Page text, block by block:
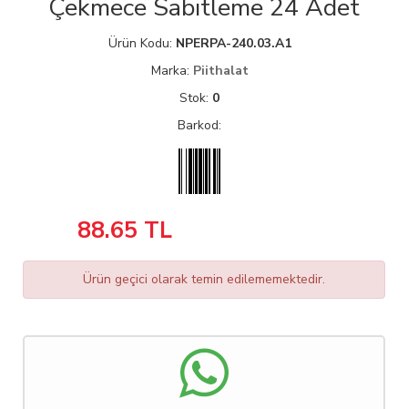
Çekmece Sabitleme 24 Adet
Ürün Kodu: NPERPA-240.03.A1
Marka: Piithalat
Stok: 0
Barkod:
88.65 TL
Ürün geçici olarak temin edilememektedir.